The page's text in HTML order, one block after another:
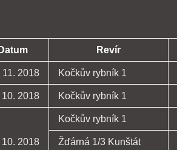
Revír
11. 2018 Kočkův rybník 1
10. 2018 Kočkův rybník 1
10. 2018
Kočkův rybník 1
Žďárná 1/3 Kunštát